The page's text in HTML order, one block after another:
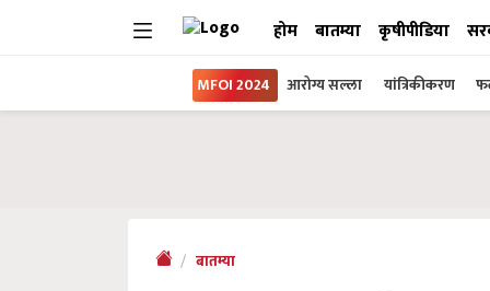
होम बातम्या कृषीपीडिया
MFOI 2024 आरोग्य सल्ला यांत्रिकीकरण
बातम्या